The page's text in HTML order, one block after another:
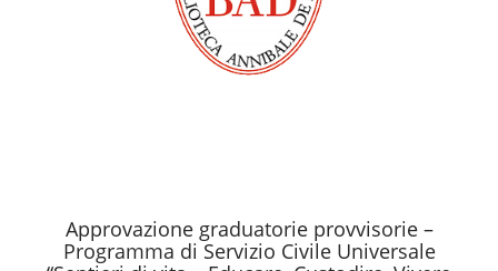
Approvazione graduatorie provvisorie –
Programma di Servizio Civile Universale